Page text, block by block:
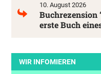
10. August 2026
Buchrezension
erste Buch
WIR INFOMIEREN